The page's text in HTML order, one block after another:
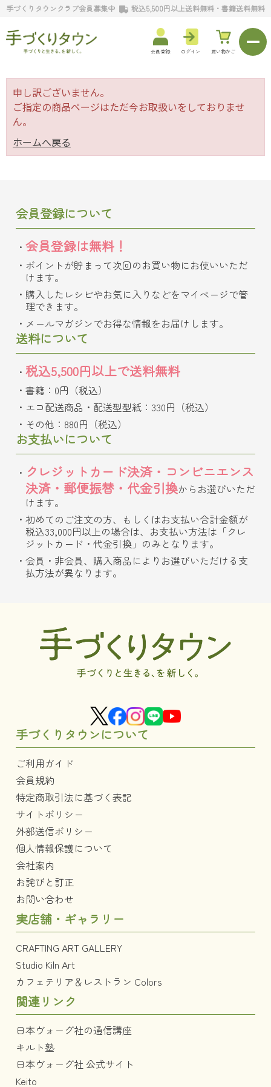
手づくりタウンクラブ会員募集中 税込5,500円以上送料無料・書籍送料無料
会員登録 ログイン 買い物かご
申し訳ございません。
ご指定の商品ページはただ今お取扱いをしておりませ
ん。
ホームへ戻る
会員登録について
会員登録は無料！
ポイントが貯まって次回のお買い物にお使いいただ
けます。
購入したレシピやお気に入りなどをマイページで管
理できます。
メールマガジンでお得な情報をお届けします。
送料について
税込5,500円以上で送料無料
書籍：0円（税込）
エコ配送商品・配送型型紙：330円（税込）
その他：880円（税込）
お支払いについて
クレジットカード決済・コンビニエンス
決済・郵便振替・代金引換からお選びいただ
けます。
初めてのご注文の方、もしくはお支払い合計金額が
税込33,000円以上の場合は、お支払い方法は「クレ
ジットカード・代金引換」のみとなります。
会員・非会員、購入商品によりお選びいただける支
払方法が異なります。
手づくりタウンについて
ご利用ガイド
会員規約
特定商取引法に基づく表記
サイトポリシー
外部送信ポリシー
個人情報保護について
会社案内
お詫びと訂正
お問い合わせ
実店舗・ギャラリー
CRAFTING ART GALLERY
Studio Kiln Art
カフェテリア＆レストラン Colors
関連リンク
日本ヴォーグ社の通信講座
キルト塾
日本ヴォーグ社 公式サイト
Keito